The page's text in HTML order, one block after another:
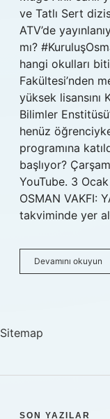
ve Tatlı Sert
ATV’de
mı?
hangi okulları
Fakültesi’nden
yüksek
Bilimler
henüz
programına
başlıyor?
YouTube. 3
OSMAN VAKFI:
takviminde yer
Devamını okuyun
Sitemap
SON YAZILAR